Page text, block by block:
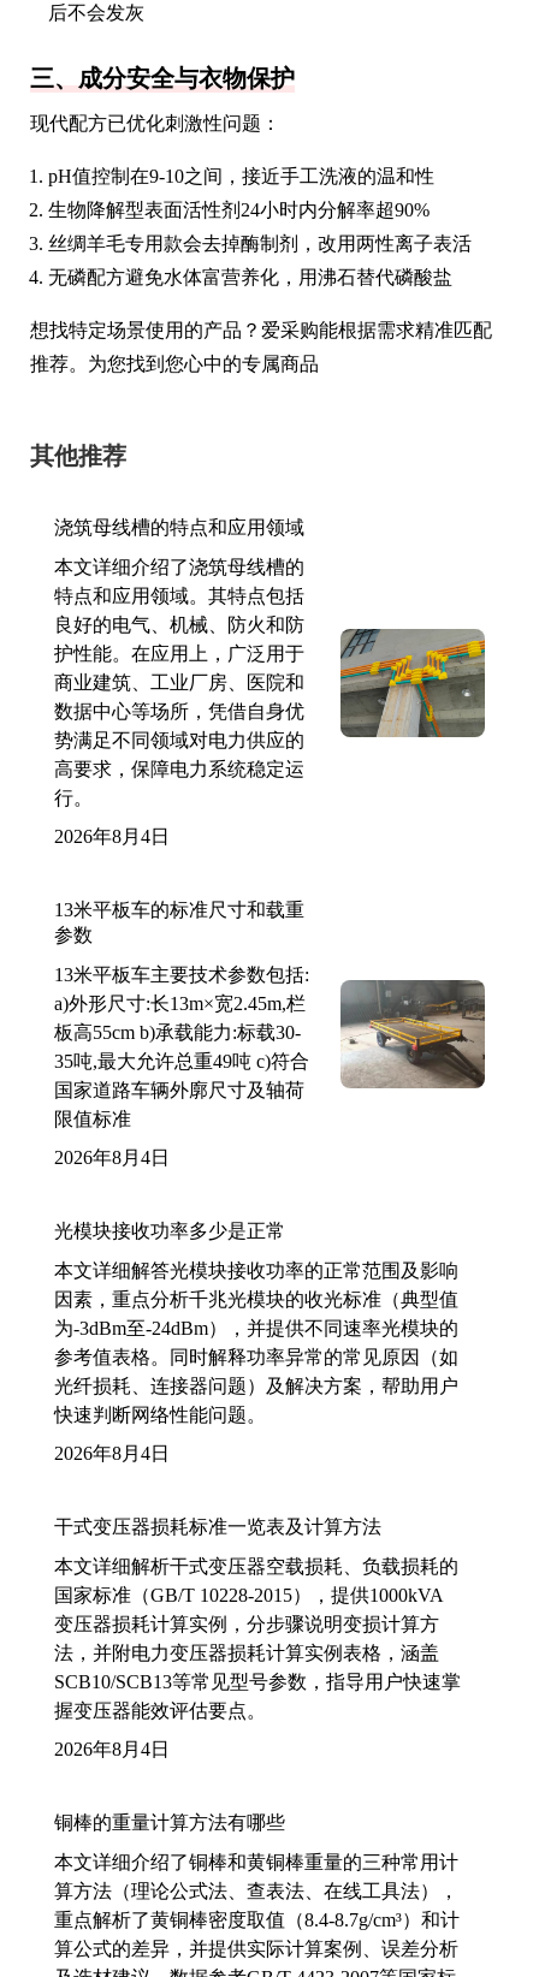
后不会发灰
三、成分安全与衣物保护
现代配方已优化刺激性问题：
pH值控制在9-10之间，接近手工洗液的温和性
生物降解型表面活性剂24小时内分解率超90%
丝绸羊毛专用款会去掉酶制剂，改用两性离子表活
无磷配方避免水体富营养化，用沸石替代磷酸盐
想找特定场景使用的产品？爱采购能根据需求精准匹配
推荐。为您找到您心中的专属商品
其他推荐
浇筑母线槽的特点和应用领域
本文详细介绍了浇筑母线槽的
特点和应用领域。其特点包括
良好的电气、机械、防火和防
护性能。在应用上，广泛用于
商业建筑、工业厂房、医院和
数据中心等场所，凭借自身优
势满足不同领域对电力供应的
高要求，保障电力系统稳定运
行。
2026年8月4日
13米平板车的标准尺寸和载重
参数
13米平板车主要技术参数包括:
a)外形尺寸:长13m×宽2.45m,栏
板高55cm b)承载能力:标载30-
35吨,最大允许总重49吨 c)符合
国家道路车辆外廓尺寸及轴荷
限值标准
2026年8月4日
光模块接收功率多少是正常
本文详细解答光模块接收功率的正常范围及影响
因素，重点分析千兆光模块的收光标准（典型值
为-3dBm至-24dBm），并提供不同速率光模块的
参考值表格。同时解释功率异常的常见原因（如
光纤损耗、连接器问题）及解决方案，帮助用户
快速判断网络性能问题。
2026年8月4日
干式变压器损耗标准一览表及计算方法
本文详细解析干式变压器空载损耗、负载损耗的
国家标准（GB/T 10228-2015），提供1000kVA
变压器损耗计算实例，分步骤说明变损计算方
法，并附电力变压器损耗计算实例表格，涵盖
SCB10/SCB13等常见型号参数，指导用户快速掌
握变压器能效评估要点。
2026年8月4日
铜棒的重量计算方法有哪些
本文详细介绍了铜棒和黄铜棒重量的三种常用计
算方法（理论公式法、查表法、在线工具法），
重点解析了黄铜棒密度取值（8.4-8.7g/cm³）和计
算公式的差异，并提供实际计算案例、误差分析